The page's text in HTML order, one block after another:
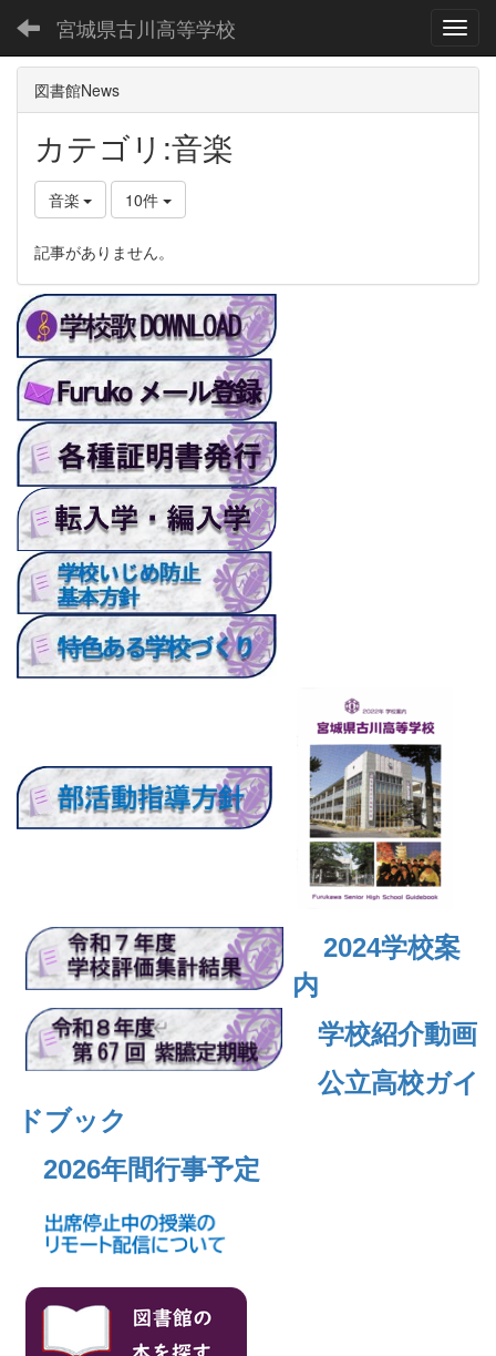
宮城県古川高等学校
図書館News
カテゴリ:音楽
音楽 10件
記事がありません。
2024学校案
内
学校紹介動画
公立高校ガイ
ドブック
2026年間行事予定